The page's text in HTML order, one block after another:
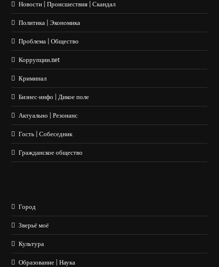
Новости | Происшествия | Скандал
Политика | Экономика
Проблема | Общество
Коррупции.net
Криминал
Бизнес-инфо | Дикое поле
Актуально | Резонанс
Гость | Собеседник
Гражданское общество
Город
Зверьё моё
Культура
Образование | Наука